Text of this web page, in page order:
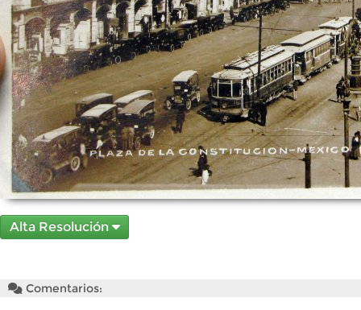
Alta Resolución
Comentarios: